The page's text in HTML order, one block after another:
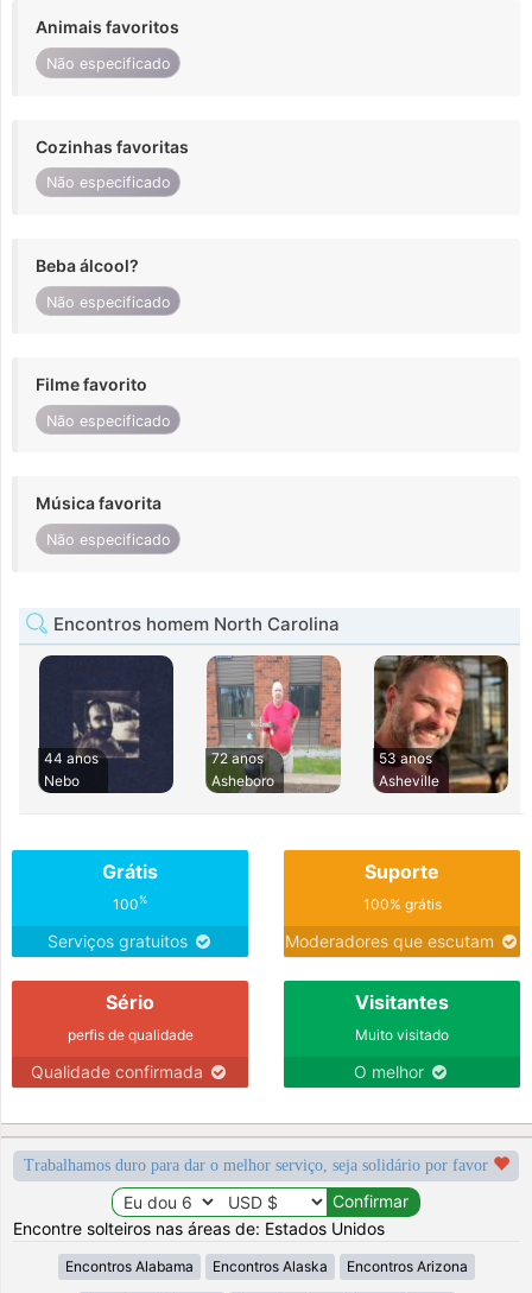
Animais favoritos
Não especificado
Cozinhas favoritas
Não especificado
Beba álcool?
Não especificado
Filme favorito
Não especificado
Música favorita
Não especificado
Encontros homem North Carolina
44 anos
Nebo
72 anos
Asheboro
53 anos
Asheville
Grátis
100%
Serviços gratuitos
Suporte
100% grátis
Moderadores que escutam
Sério
perfis de qualidade
Qualidade confirmada
Visitantes
Muito visitado
O melhor
Trabalhamos duro para dar o melhor serviço, seja solidário por favor
Encontre solteiros nas áreas de: Estados Unidos
Encontros Alabama Encontros Alaska Encontros Arizona